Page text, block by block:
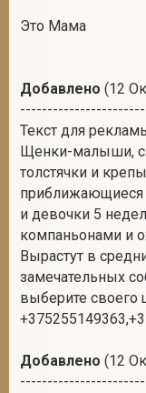
Это Мама
Добавлено (12
Текст для
Щенки-малыши,
толстячки и
приближающиеся
и девочки 5
компаньонами и
Вырастут в
замечательных
выберите своего
Добавлено (12